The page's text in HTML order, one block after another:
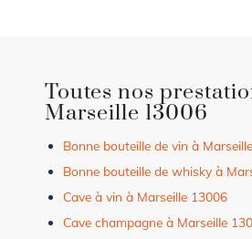
Toutes nos
Marseille 13006
Bonne bouteille de vin à
Bonne bouteille de whisky à
Cave à vin à Marseille 13006
Cave champagne à Marseille